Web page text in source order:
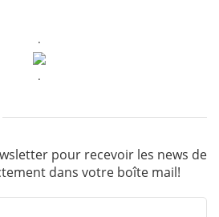
.
.
pour recevoir les news de
dans votre boîte mail!